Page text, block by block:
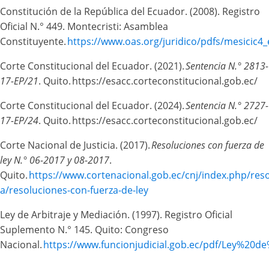
Constitución de la República del Ecuador. (2008). Registro
Oficial N.° 449. Montecristi: Asamblea
Constituyente.https://www.oas.org/juridico/pdfs/
Corte Constitucional del Ecuador. (2021).Sentencia N.° 2813-
17-EP/21. Quito. https://esacc.corteconstitucional.gob.ec/
Corte Constitucional del Ecuador. (2024).Sentencia N.° 2727-
17-EP/24. Quito. https://esacc.corteconstitucional.gob.ec/
Corte Nacional de Justicia. (2017).Resoluciones con fuerza de
ley N.° 06-2017 y 08-2017.
Quito.https://www.cortenacional.gob.ec/cnj/index.php/
a/resoluciones-con-fuerza-de-ley
Ley de Arbitraje y Mediación. (1997). Registro Oficial
Suplemento N.° 145. Quito: Congreso
Nacional.https://www.funcionjudicial.gob.ec/pdf/